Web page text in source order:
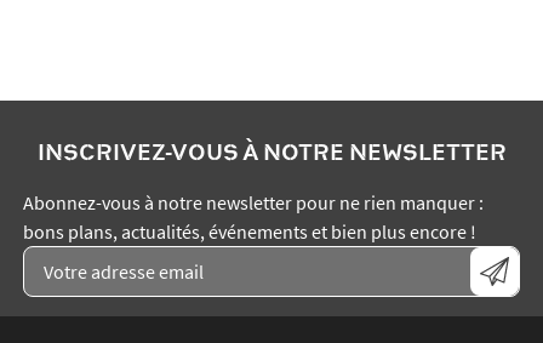
INSCRIVEZ-VOUS À NOTRE NEWSLETTER
Abonnez-vous à notre newsletter pour ne rien manquer :
bons plans, actualités, événements et bien plus encore !